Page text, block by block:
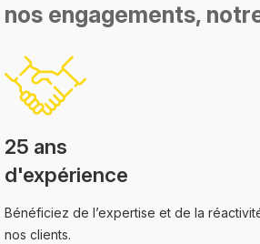
nos engagements,
25 ans
d'expérience
Bénéficiez de l’expertise et de la
nos clients.